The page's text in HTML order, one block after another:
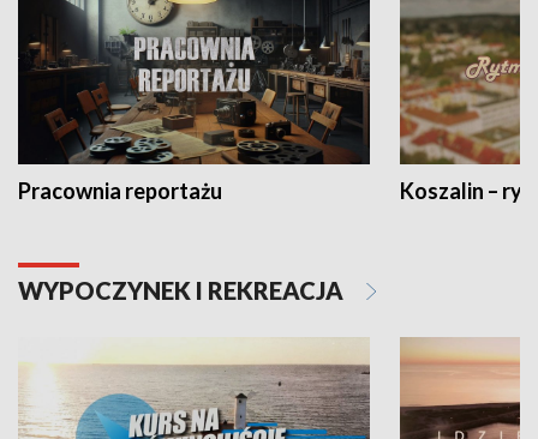
Pracownia reportażu Koszalin –
WYPOCZYNEK I REKREACJA